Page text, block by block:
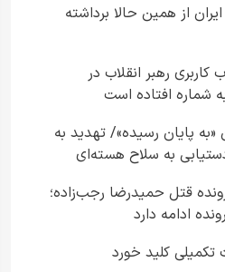
از همین حالا برداشته
رهبر انقلاب در
شماره افتاده است​
پایان رسیده»/ تهدید به
به سلاح هسته‌ای
در پرونده قتل حمیدرضا رجب‌زاده؛
ادامه دارد
کلید خورد